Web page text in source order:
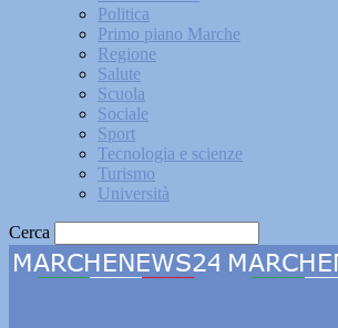
Politica
Primo piano Marche
Regione
Salute
Scuola
Sociale
Sport
Tecnologia e scienze
Turismo
Università
Cerca